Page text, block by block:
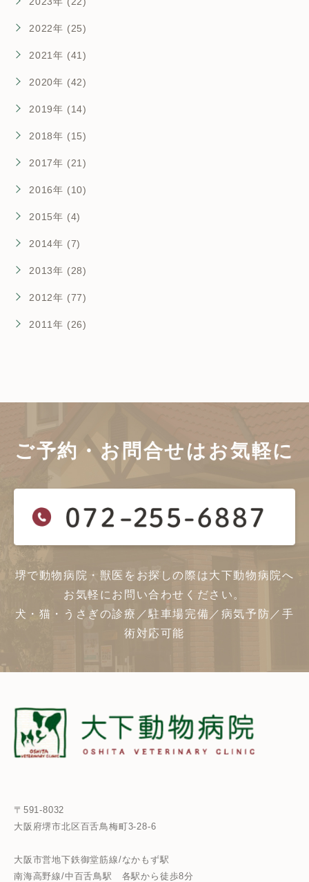
2022年 (25)
2021年 (41)
2020年 (42)
2019年 (14)
2018年 (15)
2017年 (21)
2016年 (10)
2015年 (4)
2014年 (7)
2013年 (28)
2012年 (77)
2011年 (26)
ご予約・お問合せは お気軽に
堺で動物病院・獣医をお探しの際は大下動物病院へ
お気軽にお問い合わせください。
犬・猫・うさぎの診療／駐車場完備／病気予防／手
術対応可能
〒591-8032
大阪府堺市北区百舌鳥梅町3-28-6
大阪市営地下鉄御堂筋線/なかもず駅
南海高野線/中百舌鳥駅 各駅から徒歩8分